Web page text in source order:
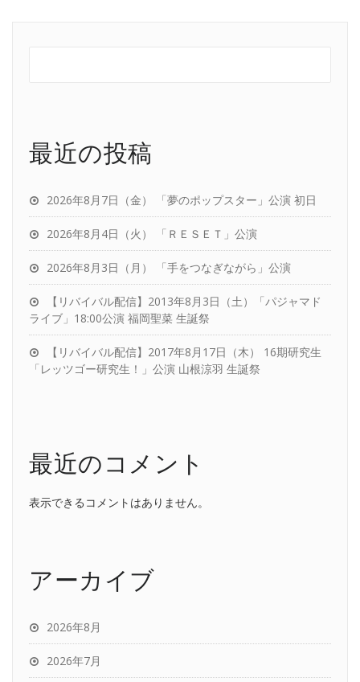
最近の投稿
2026年8月7日（金） 「夢のポップスター」公演 初日
2026年8月4日（火） 「ＲＥＳＥＴ」公演
2026年8月3日（月） 「手をつなぎながら」公演
【リバイバル配信】2013年8月3日（土）「パジャマド
ライブ」18:00公演 福岡聖菜 生誕祭
【リバイバル配信】2017年8月17日（木） 16期研究生
「レッツゴー研究生！」公演 山根涼羽 生誕祭
最近のコメント
表示できるコメントはありません。
アーカイブ
2026年8月
2026年7月